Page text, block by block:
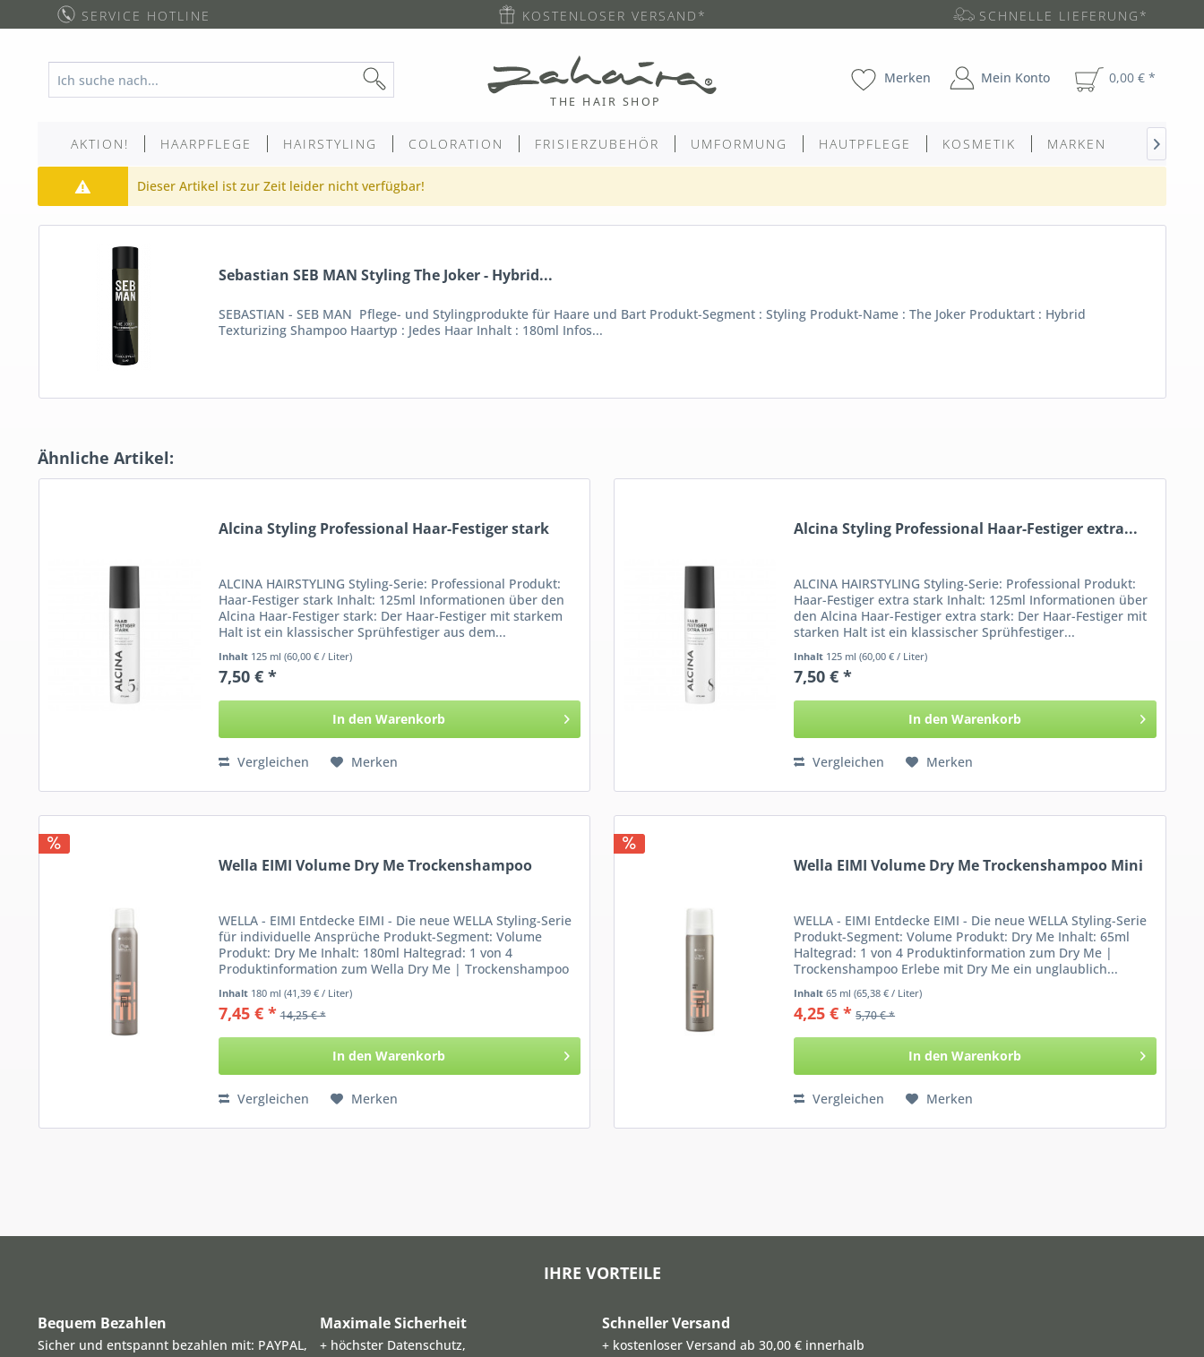
SERVICE HOTLINE KOSTENLOSER VERSAND* SCHNELLE LIEFERUNG*
Merken Mein Konto 0,00 € *
AKTION! HAARPFLEGE HAIRSTYLING COLORATION FRISIERZUBEHÖR UMFORMUNG HAUTPFLEGE KOSMETIK MARKEN 
Dieser Artikel ist zur Zeit leider nicht verfügbar!
Sebastian SEB MAN Styling The Joker - Hybrid...
SEBASTIAN - SEB MAN Pflege- und Stylingprodukte für Haare und Bart Produkt-Segment : Styling Produkt-Name : The Joker Produktart : Hybrid
Texturizing Shampoo Haartyp : Jedes Haar Inhalt : 180ml Infos...
Ähnliche Artikel:
Alcina Styling Professional Haar-Festiger stark
ALCINA HAIRSTYLING Styling-Serie: Professional Produkt:
Haar-Festiger stark Inhalt: 125ml Informationen über den
Alcina Haar-Festiger stark: Der Haar-Festiger mit starkem
Halt ist ein klassischer Sprühfestiger aus dem...
Inhalt 125 ml (60,00 € / Liter)
7,50 € *
In den Warenkorb
Vergleichen Merken
Alcina Styling Professional Haar-Festiger extra...
ALCINA HAIRSTYLING Styling-Serie: Professional Produkt:
Haar-Festiger extra stark Inhalt: 125ml Informationen über
den Alcina Haar-Festiger extra stark: Der Haar-Festiger mit
starken Halt ist ein klassischer Sprühfestiger...
Inhalt 125 ml(60,00 € / Liter)
7,50 € *
In den Warenkorb
Vergleichen Merken
Wella EIMI Volume Dry Me Trockenshampoo
WELLA - EIMI Entdecke EIMI - Die neue WELLA Styling-Serie
für individuelle Ansprüche Produkt-Segment: Volume
Produkt: Dry Me Inhalt: 180ml Haltegrad: 1 von 4
Produktinformation zum Wella Dry Me | Trockenshampoo
Inhalt 180 ml (41,39 € / Liter)
7,45 € * 14,25 € *
In den Warenkorb
Vergleichen Merken
Wella EIMI Volume Dry Me Trockenshampoo Mini
WELLA - EIMI Entdecke EIMI - Die neue WELLA Styling-Serie
Produkt-Segment: Volume Produkt: Dry Me Inhalt: 65ml
Haltegrad: 1 von 4 Produktinformation zum Dry Me |
Trockenshampoo Erlebe mit Dry Me ein unglaublich...
Inhalt65 ml(65,38 € / Liter)
4,25 € * 5,70 € *
In den Warenkorb
Vergleichen Merken
IHRE VORTEILE
Bequem Bezahlen
Sicher und entspannt bezahlen mit: PAYPAL,
Maximale Sicherheit
+ höchster Datenschutz,
Schneller Versand
+ kostenloser Versand ab 30,00 € innerhalb